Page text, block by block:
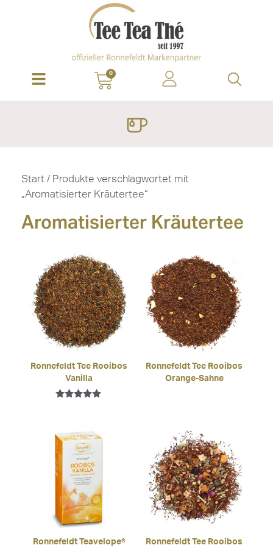
0
Start / Produkte verschlagwortet mit
„Aromatisierter Kräutertee“
Aromatisierter Kräutertee
Ronnefeldt Tee Rooibos
Vanilla
Ronnefeldt Tee Rooibos
Orange-Sahne
Ronnefeldt Teavelope®
Ronnefeldt Tee Rooibos